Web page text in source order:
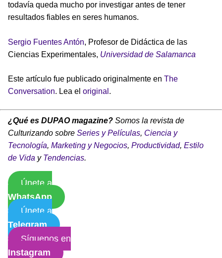
todavía queda mucho por investigar antes de tener
resultados fiables en seres humanos.
Sergio Fuentes Antón, Profesor de Didáctica de las
Ciencias Experimentales, Universidad de Salamanca
Este artículo fue publicado originalmente en The
Conversation. Lea el original .
¿Qué es DUPAO magazine? Somos la revista de
Culturizando sobre Series y Películas, Ciencia y
Tecnología, Marketing y Negocios, Productividad, Estilo
de Vida y Tendencias.
Únete a
WhatsApp
Únete a
Telegram
Síguenos en
Instagram